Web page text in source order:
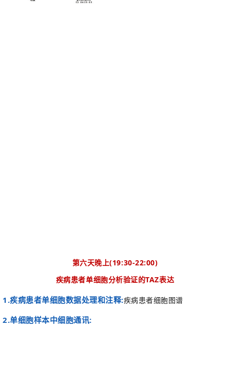
第六天晚上(19:30-22:00)
疾病患者单细胞分析验证的TAZ表达
1.疾病患者单细胞数据处理和注释:疾病患者细胞图谱
2.单细胞样本中细胞通讯: